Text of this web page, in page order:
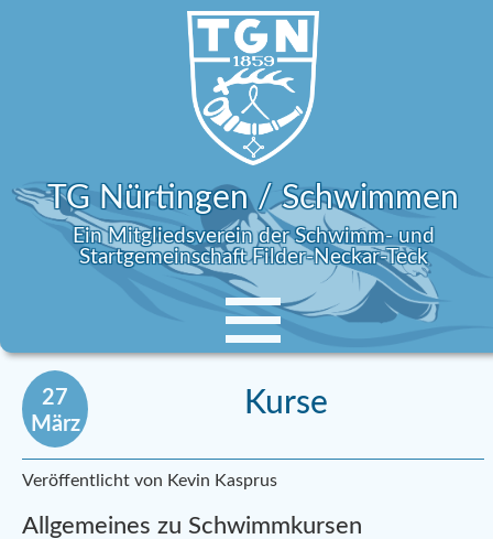
TG Nürtingen / Schwimmen
Ein Mitgliedsverein der Schwimm- und
Startgemeinschaft Filder-Neckar-Teck
27
März
Kurse
Veröffentlicht von Kevin Kasprus
Allgemeines zu Schwimmkursen